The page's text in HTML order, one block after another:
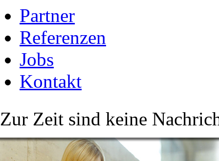
Partner
Referenzen
Jobs
Kontakt
Zur Zeit sind keine